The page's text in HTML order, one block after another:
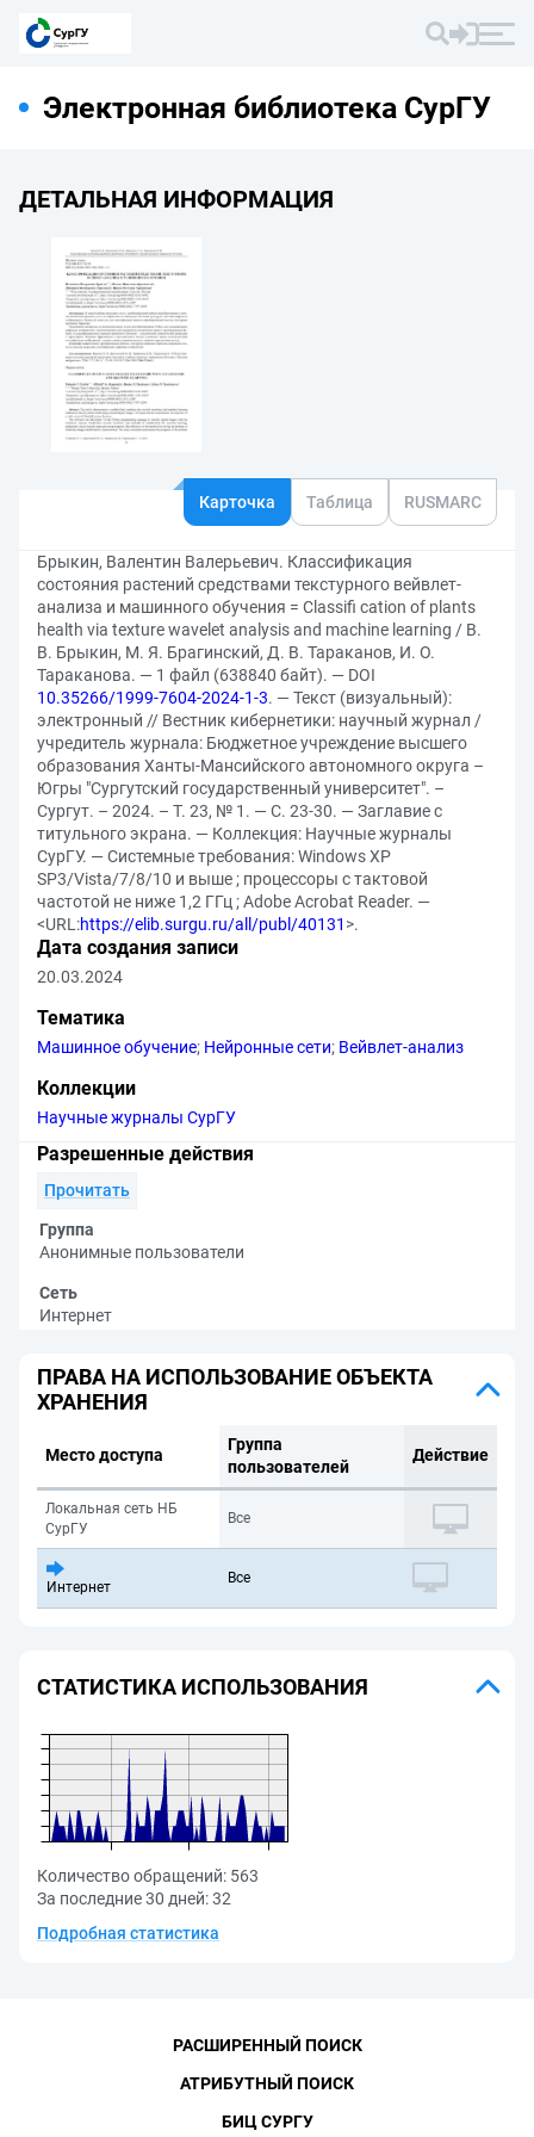
Электронная библиотека СурГУ
ДЕТАЛЬНАЯ ИНФОРМАЦИЯ
Карточка Таблица RUSMARC
Брыкин, Валентин Валерьевич. Классификация
состояния растений средствами текстурного вейвлет-
анализа и машинного обучения = Classifi cation of plants
health via texture wavelet analysis and machine learning / В.
В. Брыкин, М. Я. Брагинский, Д. В. Тараканов, И. О.
Тараканова. — 1 файл (638840 байт). — DOI
10.35266/1999-7604-2024-1-3. — Текст (визуальный):
электронный // Вестник кибернетики: научный журнал /
учредитель журнала: Бюджетное учреждение высшего
образования Ханты-Мансийского автономного округа –
Югры "Сургутский государственный университет". –
Сургут. – 2024. – Т. 23, № 1. — С. 23-30. — Заглавие с
титульного экрана. — Коллекция: Научные журналы
СурГУ. — Системные требования: Windows XP
SP3/Vista/7/8/10 и выше ; процессоры с тактовой
частотой не ниже 1,2 ГГц ; Adobe Acrobat Reader. —
<URL:https://elib.surgu.ru/all/publ/40131 >.
Дата создания записи
20.03.2024
Тематика
Машинное обучение; Нейронные сети; Вейвлет-анализ
Коллекции
Научные журналы СурГУ
Разрешенные действия
Прочитать
Группа
Анонимные пользователи
Сеть
Интернет
ПРАВА НА ИСПОЛЬЗОВАНИЕ ОБЪЕКТА
ХРАНЕНИЯ
Место доступа
Группа
пользователей
Действие
Локальная сеть НБ
СурГУ
Все
Интернет
Все
СТАТИСТИКА ИСПОЛЬЗОВАНИЯ
Количество обращений: 563
За последние 30 дней:32
Подробная статистика
РАСШИРЕННЫЙ ПОИСК
АТРИБУТНЫЙ ПОИСК
БИЦ СУРГУ